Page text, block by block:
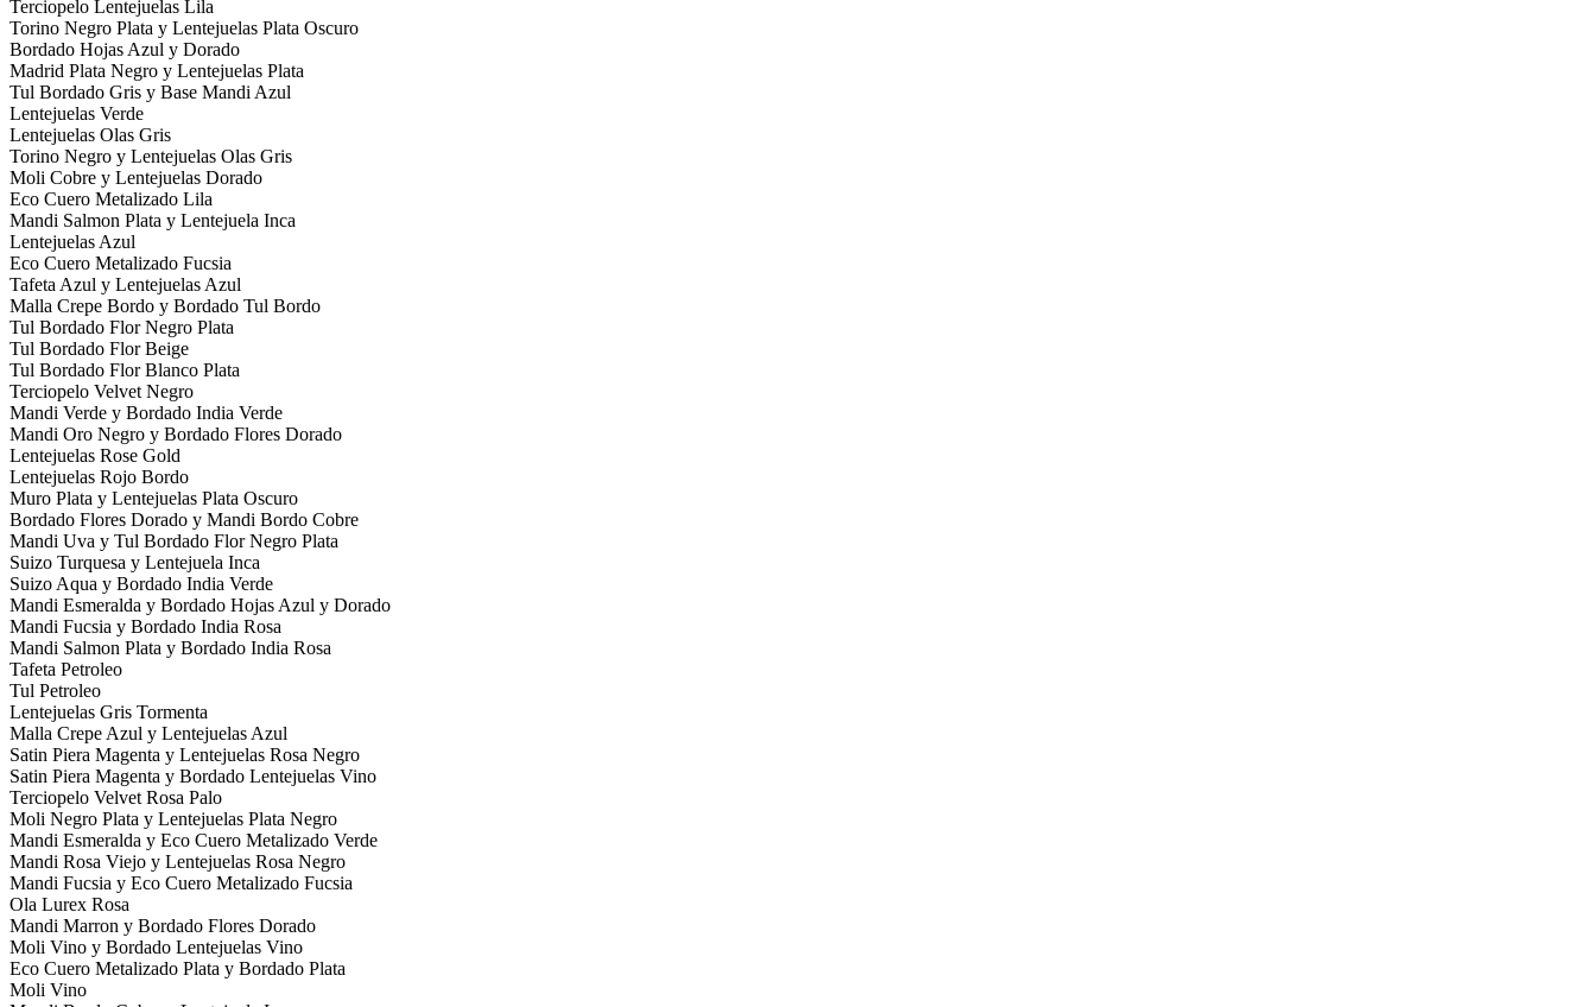
Terciopelo Lentejuelas Lila
Torino Negro Plata y Lentejuelas Plata Oscuro
Bordado Hojas Azul y Dorado
Madrid Plata Negro y Lentejuelas Plata
Tul Bordado Gris y Base Mandi Azul
Lentejuelas Verde
Lentejuelas Olas Gris
Torino Negro y Lentejuelas Olas Gris
Moli Cobre y Lentejuelas Dorado
Eco Cuero Metalizado Lila
Mandi Salmon Plata y Lentejuela Inca
Lentejuelas Azul
Eco Cuero Metalizado Fucsia
Tafeta Azul y Lentejuelas Azul
Malla Crepe Bordo y Bordado Tul Bordo
Tul Bordado Flor Negro Plata
Tul Bordado Flor Beige
Tul Bordado Flor Blanco Plata
Terciopelo Velvet Negro
Mandi Verde y Bordado India Verde
Mandi Oro Negro y Bordado Flores Dorado
Lentejuelas Rose Gold
Lentejuelas Rojo Bordo
Muro Plata y Lentejuelas Plata Oscuro
Bordado Flores Dorado y Mandi Bordo Cobre
Mandi Uva y Tul Bordado Flor Negro Plata
Suizo Turquesa y Lentejuela Inca
Suizo Aqua y Bordado India Verde
Mandi Esmeralda y Bordado Hojas Azul y Dorado
Mandi Fucsia y Bordado India Rosa
Mandi Salmon Plata y Bordado India Rosa
Tafeta Petroleo
Tul Petroleo
Lentejuelas Gris Tormenta
Malla Crepe Azul y Lentejuelas Azul
Satin Piera Magenta y Lentejuelas Rosa Negro
Satin Piera Magenta y Bordado Lentejuelas Vino
Terciopelo Velvet Rosa Palo
Moli Negro Plata y Lentejuelas Plata Negro
Mandi Esmeralda y Eco Cuero Metalizado Verde
Mandi Rosa Viejo y Lentejuelas Rosa Negro
Mandi Fucsia y Eco Cuero Metalizado Fucsia
Ola Lurex Rosa
Mandi Marron y Bordado Flores Dorado
Moli Vino y Bordado Lentejuelas Vino
Eco Cuero Metalizado Plata y Bordado Plata
Moli Vino